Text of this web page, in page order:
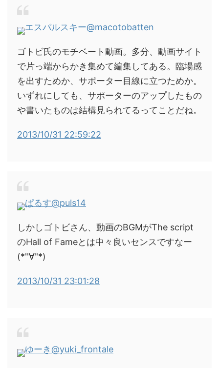
エスパルスキー@macotobatten
ゴトビ氏のモチベート動画。多分、動画サイト
で片っ端からかき集めて編集してある。臨場感
を出すためか、サポーター目線に立つためか。
いずれにしても、サポーターのアップしたもの
や書いたものは結構見られてるってことだね。
2013/10/31 22:59:22
ぱるす@puls14
しかしゴトビさん、動画のBGMがThe script
のHall of Fameとは中々良いセンスですなー
(*''∀''*)
2013/10/31 23:01:28
ゆーき @yuki_frontale